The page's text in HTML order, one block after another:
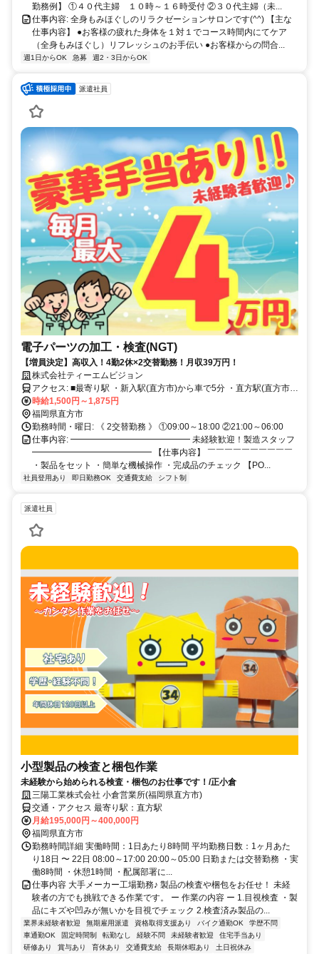
勤務例】 ①４０代主婦 １０時～１６時受付 ②３０代主婦（未...
仕事内容: 全身もみほぐしのリラクゼーションサロンです(^^) 【主な
仕事内容】 ●お客様の疲れた身体を１対１でコース時間内にてケア
（全身もみほぐし）リフレッシュのお手伝い ●お客様からの問合...
週1日からOK 急募 週2・3日からOK
派遣社員
電子パーツの加工・検査(NGT)
【増員決定】高収入！4勤2休×2交替勤務！月収39万円！
株式会社ティーエムビジョン
アクセス: ■最寄り駅 ・新入駅(直方市)から車で5分 ・直方駅(直方市)
から車で8分 ・中間駅(中間市)から車で20分 ・飯塚駅(飯塚市)から車
で30分 ※その他 八幡西区・宮若市・飯塚市・田川市と他多数勤務地
あり。
時給1,500円～1,875円
福岡県直方市
勤務時間・曜日: 《 2交替勤務 》 ①09:00～18:00 ②21:00～06:00
仕事内容: ━━━━━━━━━━━━━━ 未経験歓迎！製造スタッフ
━━━━━━━━━━━━━━ 【仕事内容】 ￣￣￣￣￣￣￣￣￣￣
・製品をセット ・簡単な機械操作 ・完成品のチェック 【PO...
社員登用あり 即日勤務OK 交通費支給 シフト制
派遣社員
小型製品の検査と梱包作業
未経験から始められる検査・梱包のお仕事です！/正小倉
三陽工業株式会社 小倉営業所(福岡県直方市)
交通・アクセス 最寄り駅：直方駅
月給195,000円～400,000円
福岡県直方市
勤務時間詳細 実働時間：1日あたり8時間 平均勤務日数：1ヶ月あた
り18日 〜 22日 08:00～17:00 20:00～05:00 日勤または交替勤務 ・実
働8時間 ・休憩1時間 ・配属部署に...
仕事内容 大手メーカー工場勤務♪ 製品の検査や梱包をお任せ！ 未経
験者の方でも挑戦できる作業です。 ー 作業の内容 ー 1.目視検査 ・製
品にキズや凹みが無いかを目視でチェック 2.検査済み製品の...
業界未経験者歓迎 無期雇用派遣 資格取得支援あり バイク通勤OK
学歴不問
車通勤OK
固定時間制 転勤なし 経験不問 未経験者歓迎
住宅手当あり
研修あり
賞与あり 育休あり 交通費支給 長期休暇あり
土日祝休み